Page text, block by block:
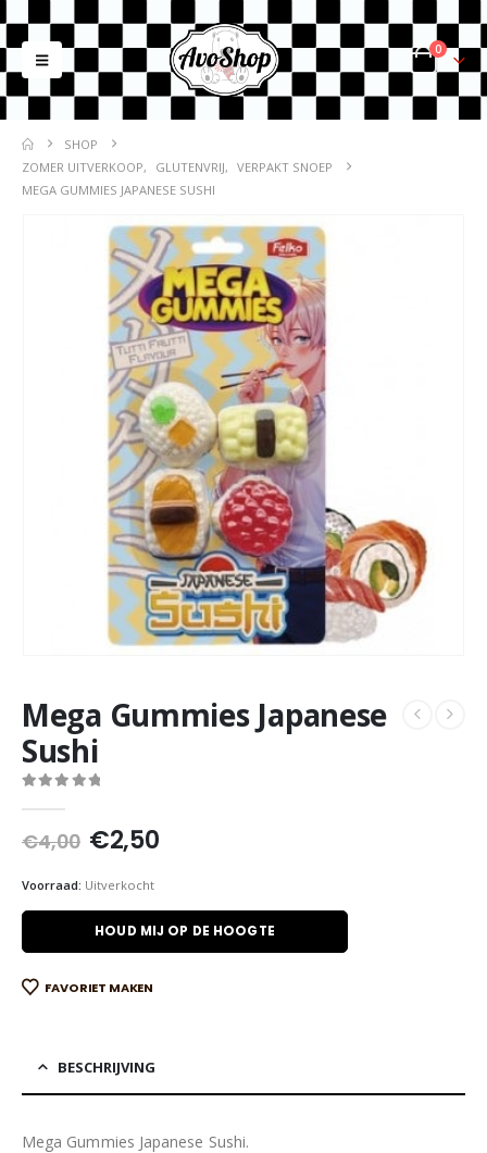
0
SHOP
ZOMER UITVERKOOP, GLUTENVRIJ, VERPAKT SNOEP
MEGA GUMMIES JAPANESE SUSHI
Mega Gummies Japanese
Sushi
€4,00 Oorspronkelijke
prijs
was:
€4,00.
€2,50Huidige
€2,50.
Voorraad: Uitverkocht
HOUD MIJ OP DE HOOGTE
FAVORIET MAKEN
BESCHRIJVING
Mega Gummies Japanese Sushi.